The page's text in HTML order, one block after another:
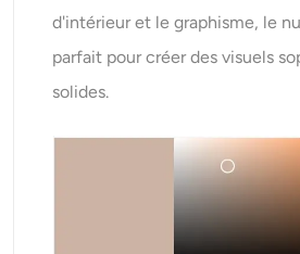
d'intérieur et le graphisme, le
parfait pour créer des visuels
solides.